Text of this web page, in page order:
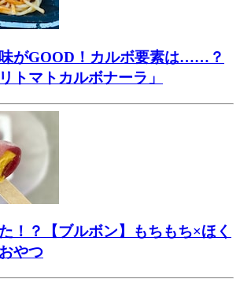
がGOOD！カルボ要素は……？
トマトカルボナーラ」
！？【ブルボン】もちもち×ほく
やつ